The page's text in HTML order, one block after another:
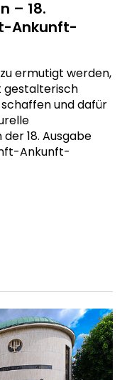
– 18.
Ankunft-
ermutigt werden,
gestalterisch
und dafür
18. Ausgabe
Ankunft-